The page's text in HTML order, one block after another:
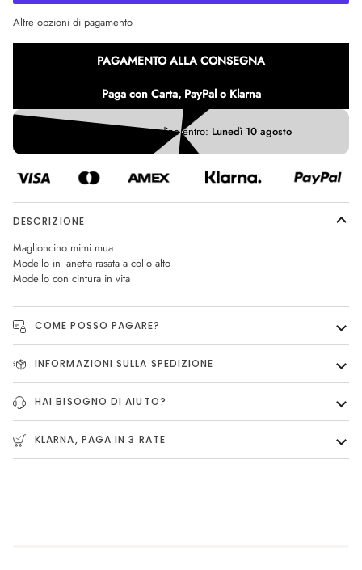
Altre opzioni di pagamento
PAGAMENTO ALLA CONSEGNA
Paga con Carta, PayPal o Klarna
Ricevi il tuo ordine entro: Lunedì 10 agosto
DESCRIZIONE
Maglioncino mimi mua
Modello in lanetta rasata a collo alto
Modello con cintura in vita
COME POSSO PAGARE?
INFORMAZIONI SULLA SPEDIZIONE
HAI BISOGNO DI AIUTO?
KLARNA, PAGA IN 3 RATE